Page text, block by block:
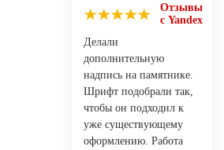
Отзывы
с Yandex
Делали
дополнительную
надпись на памятнике.
Шрифт подобрали так,
чтобы он подходил к
уже существующему
оформлению. Работа